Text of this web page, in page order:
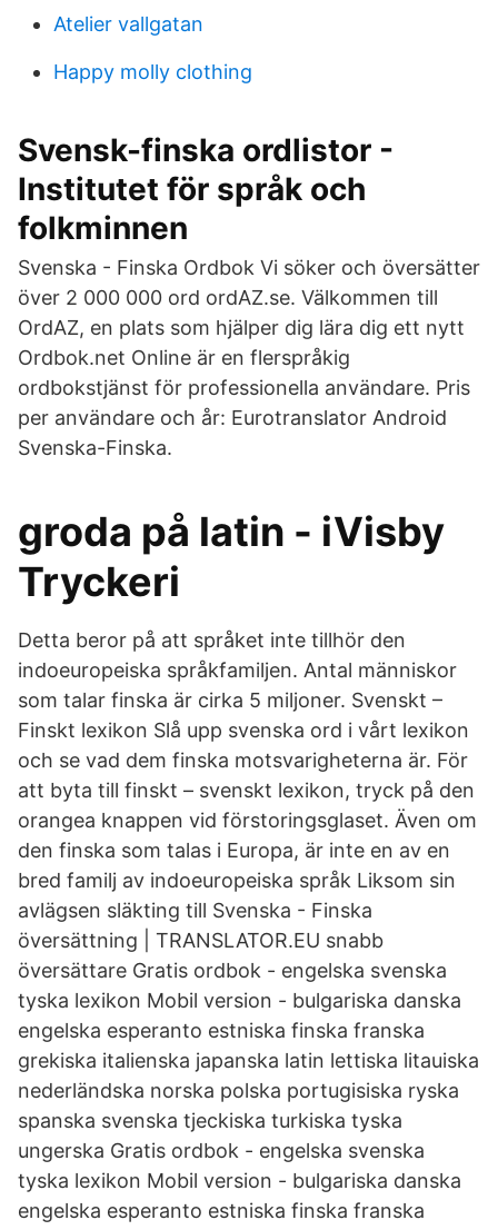
Atelier vallgatan
Happy molly clothing
Svensk-finska ordlistor -
Institutet för språk och
folkminnen
Svenska - Finska Ordbok Vi söker och översätter
över 2 000 000 ord ordAZ.se. Välkommen till
OrdAZ, en plats som hjälper dig lära dig ett nytt
Ordbok.net Online är en flerspråkig
ordbokstjänst för professionella användare. Pris
per användare och år: Eurotranslator Android
Svenska-Finska.
groda på latin - iVisby
Tryckeri
Detta beror på att språket inte tillhör den
indoeuropeiska språkfamiljen. Antal människor
som talar finska är cirka 5 miljoner. Svenskt –
Finskt lexikon Slå upp svenska ord i vårt lexikon
och se vad dem finska motsvarigheterna är. För
att byta till finskt – svenskt lexikon, tryck på den
orangea knappen vid förstoringsglaset. Även om
den finska som talas i Europa, är inte en av en
bred familj av indoeuropeiska språk Liksom sin
avlägsen släkting till Svenska - Finska
översättning | TRANSLATOR.EU snabb
översättare Gratis ordbok - engelska svenska
tyska lexikon Mobil version - bulgariska danska
engelska esperanto estniska finska franska
grekiska italienska japanska latin lettiska litauiska
nederländska norska polska portugisiska ryska
spanska svenska tjeckiska turkiska tyska
ungerska Gratis ordbok - engelska svenska
tyska lexikon Mobil version - bulgariska danska
engelska esperanto estniska finska franska